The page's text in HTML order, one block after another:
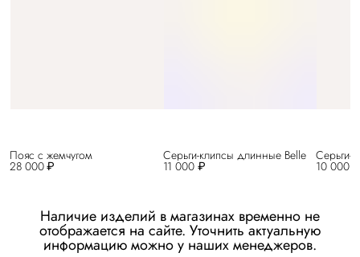
28 000 ₽
Пояс с жемчугом
11 000 ₽
Серьги-клипсы длинные Belle
10 000 ₽
Серьги-
Наличие изделий в магазинах временно не
отображается на сайте. Уточнить актуальную
информацию можно у наших менеджеров.